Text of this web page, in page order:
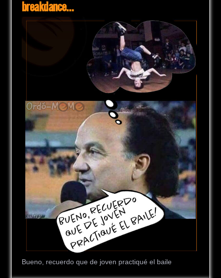
breakdance…
Bueno, recuerdo que de joven practiqué el baile